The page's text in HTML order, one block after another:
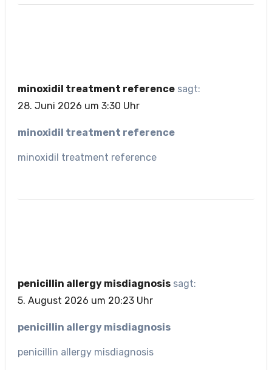
minoxidil treatment reference sagt:
28. Juni 2026 um 3:30 Uhr
minoxidil treatment reference
minoxidil treatment reference
penicillin allergy misdiagnosis sagt:
5. August 2026 um 20:23 Uhr
penicillin allergy misdiagnosis
penicillin allergy misdiagnosis